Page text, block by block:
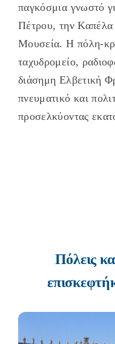
παγκόσμια γνωστό
Πέτρου, την Καπέλα
Μουσεία. Η πόλη-
ταχυδρομείο,
διάσημη Ελβετική
πνευματικό και
προσελκύοντας
Πόλεις